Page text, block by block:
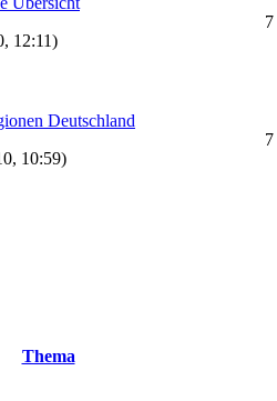
12:11)
7
Deutschland
10:59)
7
Thema